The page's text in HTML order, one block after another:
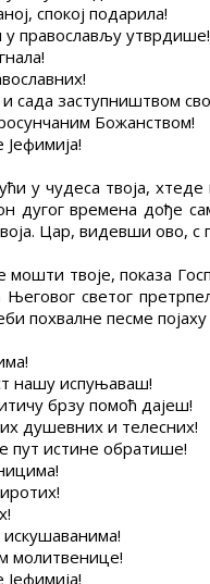
спокој подарила!
у православљу утврдише!
сада заступништвом
Божанством!
у чудеса твоја,
дугог времена дође
Цар, видевши ово, с
твоје, показа
светог
похвалне песме појаху
нашу испуњаваш!
брзу помоћ дајеш!
душевних и телесних!
пут истине обратише!
молитвенице!